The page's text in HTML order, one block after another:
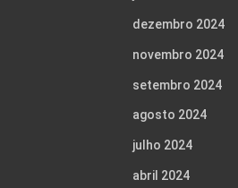
dezembro 2024
novembro 2024
setembro 2024
agosto 2024
julho 2024
abril 2024